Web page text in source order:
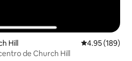
Hill Calificación
4.95 (189)
de Church Hill